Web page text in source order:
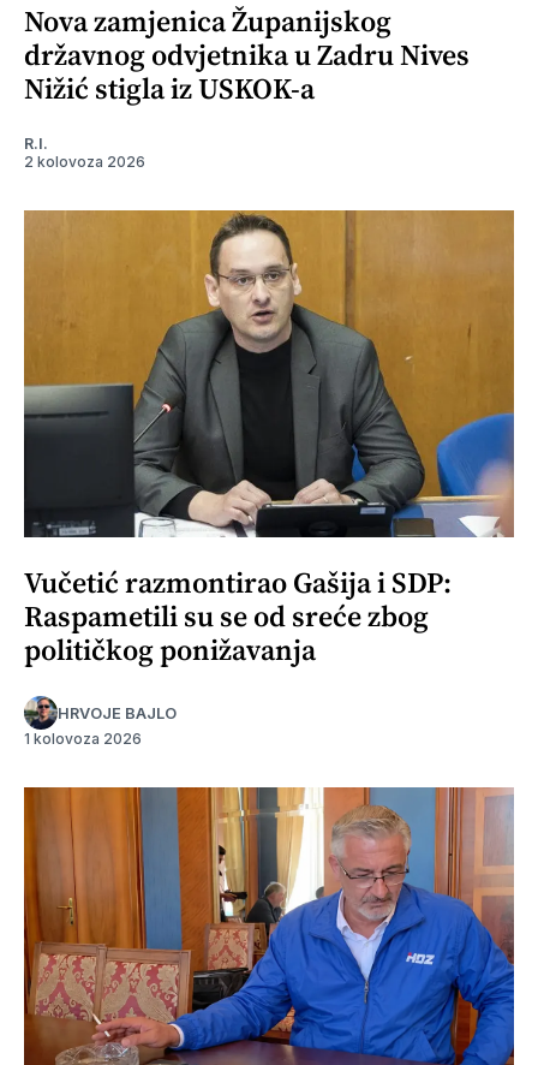
Nova zamjenica Županijskog
državnog odvjetnika u Zadru Nives
Nižić stigla iz USKOK-a
R.I.
2 kolovoza 2026
Vučetić razmontirao Gašija i SDP:
Raspametili su se od sreće zbog
političkog ponižavanja
HRVOJE BAJLO
1 kolovoza 2026